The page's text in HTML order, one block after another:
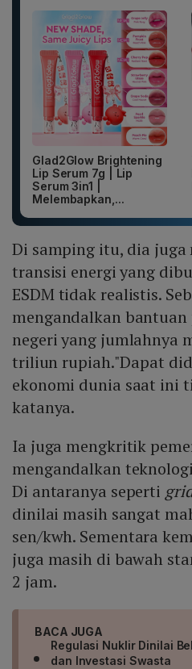
Glad2Glow Brightening
Lip Serum 7g | Lip
Serum 3in1 |
Melembapkan,...
Di samping itu, dia
transisi energi yang
ESDM tidak realistis.
mengandalkan
negeri yang jumlahnya
triliun rupiah."Dapat
ekonomi dunia saat ini
katanya.
Ia juga mengkritik
mengandalkan
Di antaranya seperti
dinilai masih sangat
sen/kwh. Sementara
juga masih di bawah
2 jam.
BACA JUGA
Regulasi Nuklir Dinilai
dan Investasi Swasta